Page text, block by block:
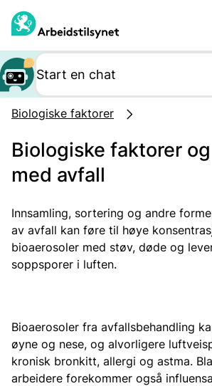
hovedinnhold
Biologiske faktorer
Biologiske faktorer
med avfall
Innsamling, sortering og andre
av avfall kan føre til høye
bioaerosoler med støv, døde og
soppsporer i luften.
Bioaerosoler fra avfallsbehandling
øyne og nese, og alvorligere
kronisk bronkitt, allergi og astma.
arbeidere forekommer også